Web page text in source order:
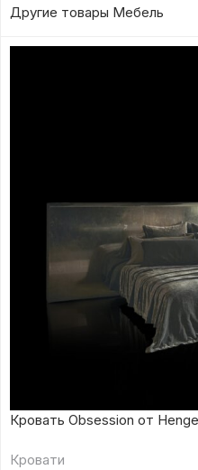
Другие товары Мебель
Кровать Obsession от Henge
Кровати